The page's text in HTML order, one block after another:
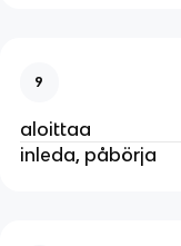
9
aloittaa
inleda, påbörja